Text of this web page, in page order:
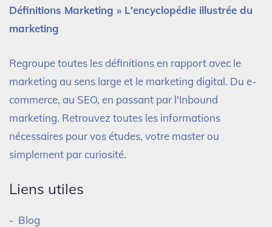
Définitions Marketing » L'encyclopédie illustrée du
marketing
Regroupe toutes les définitions en rapport avec le
marketing au sens large et le marketing digital. Du e-
commerce, au SEO, en passant par l'Inbound
marketing. Retrouvez toutes les informations
nécessaires pour vos études, votre master ou
simplement par curiosité.
Liens utiles
Blog